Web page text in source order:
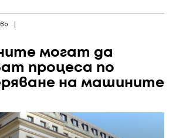
|
могат да
процеса по
на машините